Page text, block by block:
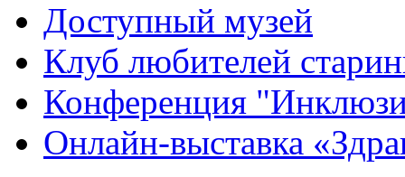
Доступный музей
Клуб любителей
Конференция
Онлайн-выставка